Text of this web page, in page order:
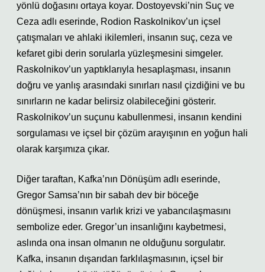
yönlü doğasını ortaya koyar. Dostoyevski’nin Suç ve
Ceza adlı eserinde, Rodion Raskolnikov’un içsel
çatışmaları ve ahlaki ikilemleri, insanın suç, ceza ve
kefaret gibi derin sorularla yüzleşmesini simgeler.
Raskolnikov’un yaptıklarıyla hesaplaşması, insanın
doğru ve yanlış arasındaki sınırları nasıl çizdiğini ve bu
sınırların ne kadar belirsiz olabileceğini gösterir.
Raskolnikov’un suçunu kabullenmesi, insanın kendini
sorgulaması ve içsel bir çözüm arayışının en yoğun hali
olarak karşımıza çıkar.
Diğer taraftan, Kafka’nın Dönüşüm adlı eserinde,
Gregor Samsa’nın bir sabah dev bir böceğe
dönüşmesi, insanın varlık krizi ve yabancılaşmasını
sembolize eder. Gregor’un insanlığını kaybetmesi,
aslında ona insan olmanın ne olduğunu sorgulatır.
Kafka, insanın dışarıdan farklılaşmasının, içsel bir